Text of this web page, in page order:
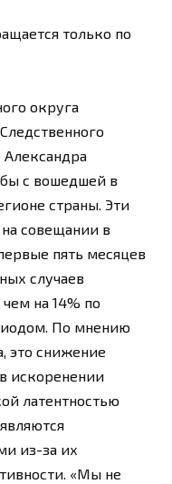
только по
округа
с вошедшей в
страны. Эти
совещании в
пять месяцев
случаев
на 14% по
По мнению
это снижение
искоренении
латентностью
из-за их
«Мы не